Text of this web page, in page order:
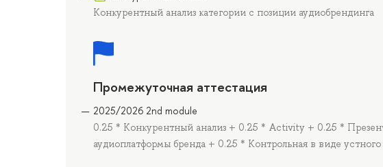
Конкурентный анализ категории с позиции аудиобрендинга
Промежуточная аттестация
2025/2026 2nd module
0.25 * Конкурентный анализ + 0.25 * Activity + 0.25 *
аудиоплатформы бренда + 0.25 * Контрольная в виде